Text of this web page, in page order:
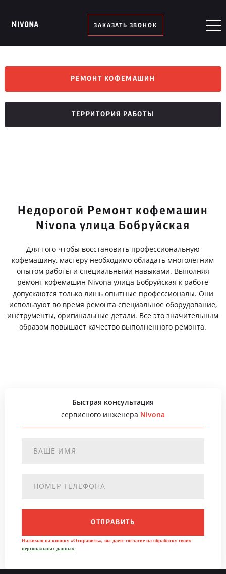
ЗАКАЗАТЬ ЗВОНОК
РЕМОНТ КОФЕМАШИН
ТЕРРИТОРИЯ РАБОТЫ
Недорогой Ремонт кофемашин
Nivona улица Бобруйская
Для того чтобы восстановить профессиональную
кофемашину, мастеру необходимо обладать многолетним
опытом работы и специальными навыками. Выполняя
ремонт кофемашин Nivona улица Бобруйская к работе
допускаются только лишь опытные профессионалы. Они
используют во время ремонта специальное оборудование,
инструменты, оригинальные детали. Все это значительным
образом повышает качество выполненного ремонта.
Быстрая консультация
сервисного инженера Nivona
ОТПРАВИТЬ
Нажимая на кнопку «Отправить», вы даете согласие на обработку своих
персональных данных